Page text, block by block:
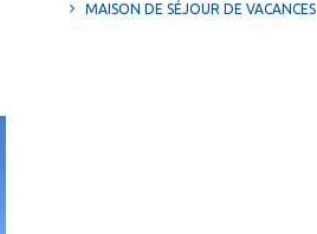
MAISON DE SÉJOUR DE VACANCES